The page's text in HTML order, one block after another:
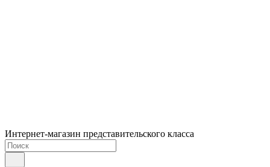
Интернет-магазин представительского класса